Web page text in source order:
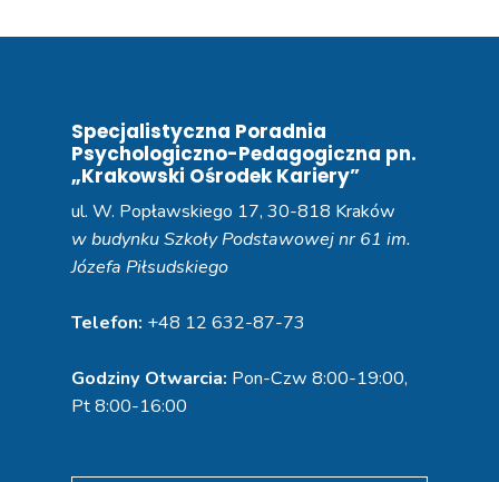
Specjalistyczna Poradnia
Psychologiczno-Pedagogiczna pn.
„Krakowski Ośrodek Kariery”
ul. W. Popławskiego 17, 30-818 Kraków
w budynku Szkoły Podstawowej nr 61 im.
Józefa Piłsudskiego
Telefon: +48 12 632-87-73
Godziny Otwarcia: Pon-Czw 8:00-19:00,
Pt 8:00-16:00